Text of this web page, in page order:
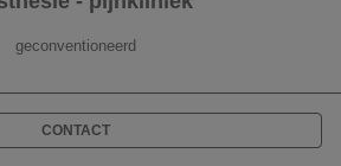
geconventioneerd
CONTACT